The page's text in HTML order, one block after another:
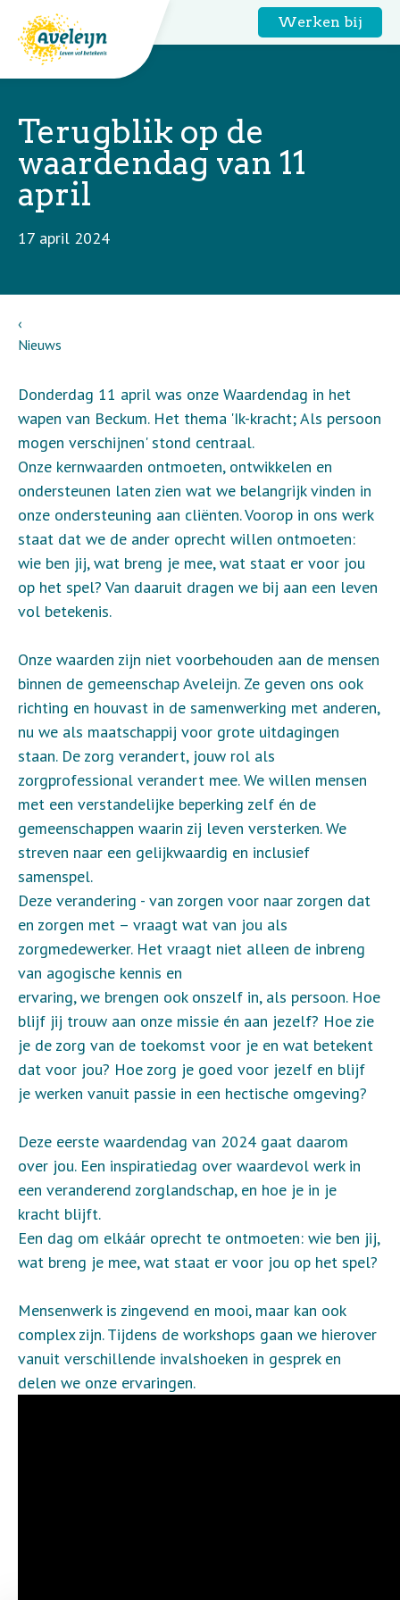
Werken bij
Terugblik op de
waardendag van 11
april
17 april 2024
Nieuws
Donderdag 11 april was onze Waardendag in het
wapen van Beckum. Het thema 'Ik-kracht; Als persoon
mogen verschijnen' stond centraal.
Onze kernwaarden ontmoeten, ontwikkelen en
ondersteunen laten zien wat we belangrijk vinden in
onze ondersteuning aan cliënten. Voorop in ons werk
staat dat we de ander oprecht willen ontmoeten:
wie ben jij, wat breng je mee, wat staat er voor jou
op het spel? Van daaruit dragen we bij aan een leven
vol betekenis.
Onze waarden zijn niet voorbehouden aan de mensen
binnen de gemeenschap Aveleijn. Ze geven ons ook
richting en houvast in de samenwerking met anderen,
nu we als maatschappij voor grote uitdagingen
staan. De zorg verandert, jouw rol als
zorgprofessional verandert mee. We willen mensen
met een verstandelijke beperking zelf én de
gemeenschappen waarin zij leven versterken. We
streven naar een gelijkwaardig en inclusief
samenspel.
Deze verandering - van zorgen voor naar zorgen dat
en zorgen met – vraagt wat van jou als
zorgmedewerker. Het vraagt niet alleen de inbreng
van agogische kennis en
ervaring, we brengen ook onszelf in, als persoon. Hoe
blijf jij trouw aan onze missie én aan jezelf? Hoe zie
je de zorg van de toekomst voor je en wat betekent
dat voor jou? Hoe zorg je goed voor jezelf en blijf
je werken vanuit passie in een hectische omgeving?
Deze eerste waardendag van 2024 gaat daarom
over jou. Een inspiratiedag over waardevol werk in
een veranderend zorglandschap, en hoe je in je
kracht blijft.
Een dag om elkáár oprecht te ontmoeten: wie ben jij,
wat breng je mee, wat staat er voor jou op het spel?
Mensenwerk is zingevend en mooi, maar kan ook
complex zijn. Tijdens de workshops gaan we hierover
vanuit verschillende invalshoeken in gesprek en
delen we onze ervaringen.